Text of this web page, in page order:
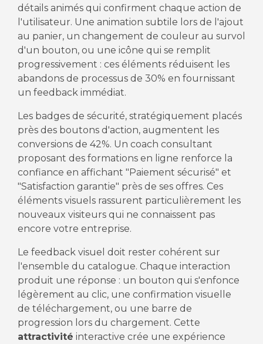
détails animés qui confirment chaque action de
l'utilisateur. Une animation subtile lors de l'ajout
au panier, un changement de couleur au survol
d'un bouton, ou une icône qui se remplit
progressivement : ces éléments réduisent les
abandons de processus de 30% en fournissant
un feedback immédiat.
Les badges de sécurité, stratégiquement placés
près des boutons d'action, augmentent les
conversions de 42%. Un coach consultant
proposant des formations en ligne renforce la
confiance en affichant "Paiement sécurisé" et
"Satisfaction garantie" près de ses offres. Ces
éléments visuels rassurent particulièrement les
nouveaux visiteurs qui ne connaissent pas
encore votre entreprise.
Le feedback visuel doit rester cohérent sur
l'ensemble du catalogue. Chaque interaction
produit une réponse : un bouton qui s'enfonce
légèrement au clic, une confirmation visuelle
de téléchargement, ou une barre de
progression lors du chargement. Cette
attractivité interactive crée une expérience